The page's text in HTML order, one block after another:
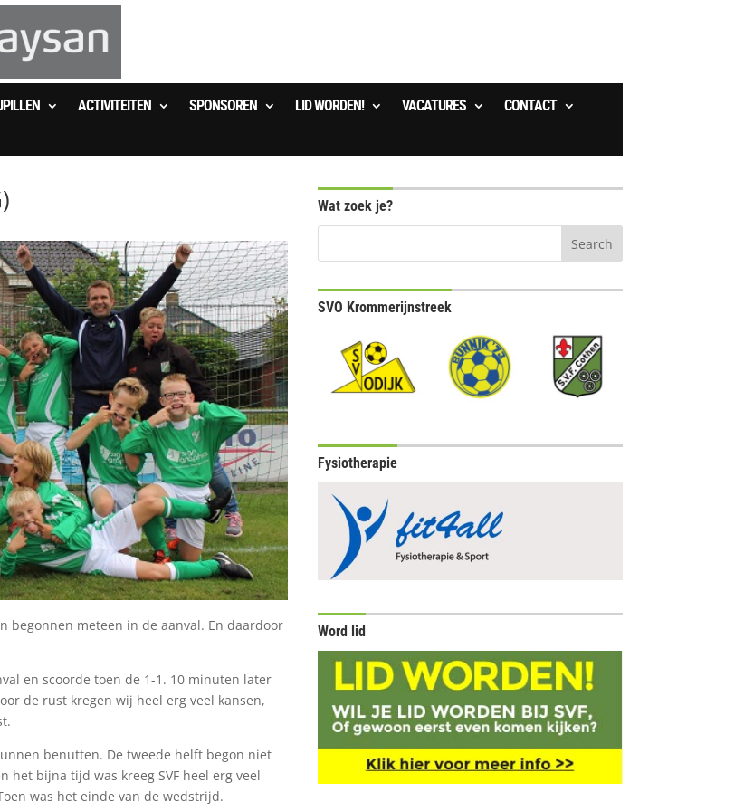
ACTIVITEITEN SPONSOREN LID WORDEN! VACATURES
CONTACT
begonnen meteen in de aanval. En daardoor
en scoorde toen de 1-1. 10 minuten later
de rust kregen wij heel erg veel kansen,
benutten. De tweede helft begon niet
het bijna tijd was kreeg SVF heel erg veel
was het einde van de wedstrijd.
Wat zoek je?
SVO Krommerijnstreek
Fysiotherapie
Word lid